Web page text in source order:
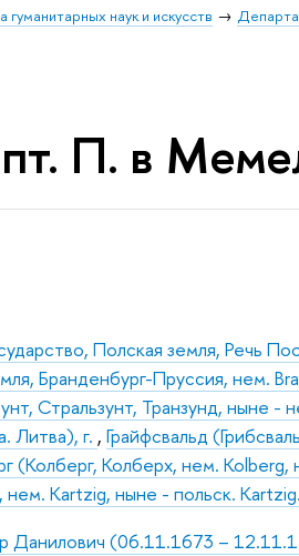
наук и искусств
П. в
Полская земля, Речь
Бранденбург-Пруссия, нем.
Стральзунт, Транзунд, ныне -
Литва), г. ,Грайфсвальд
(Колберг, Колберх, нем. Kolberg,
нем. Kartzig, ныне - польск.
Данилович (06.11.1673 –